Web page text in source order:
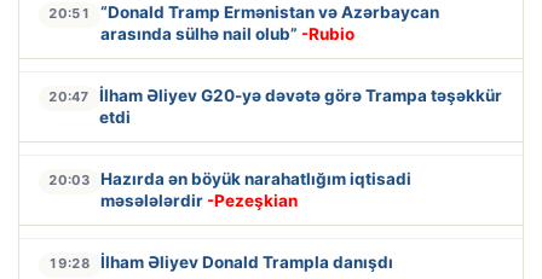
20:51
“Donald Tramp Ermənistan və Azərbaycan
arasında sülhə nail olub” -Rubio
20:47
İlham Əliyev G20-yə dəvətə görə Trampa təşəkkür
etdi
20:03
Hazırda ən böyük narahatlığım iqtisadi
məsələlərdir -Pezeşkian
19:28 İlham Əliyev Donald Trampla danışdı